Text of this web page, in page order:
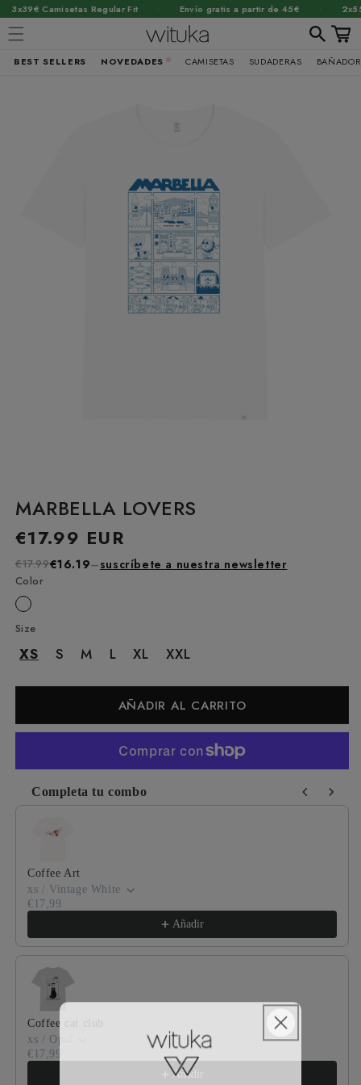
Camisetas Regular Fit Envío gratis a partir de 45€
BEST SELLERS NOVEDADES CAMISETAS SUDADERAS
MARBELLA LOVERS
Precio
€17.99 EUR
€17.99€16.19–suscríbete a nuestra newsletter
Size
XS S M L XL XXL
Color
AÑADIR AL CARRITO
Completa tu combo
Use the Previous and Next buttons to navigate through
Coffee Art
xs / Vintage White
€17,99
Añadir
Coffee cat club
xs / Opal
€17,99
Añadir